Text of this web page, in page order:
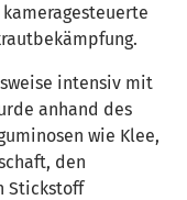
intensiv mit
anhand des
wie Klee,
den
Stickstoff